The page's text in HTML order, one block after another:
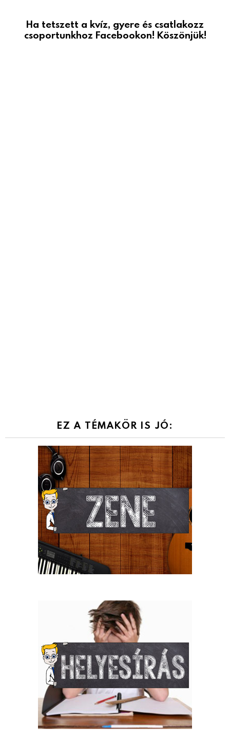
Ha tetszett a kvíz, gyere és csatlakozz
csoportunkhoz Facebookon! Köszönjük!
EZ A TÉMAKÖR IS JÓ: